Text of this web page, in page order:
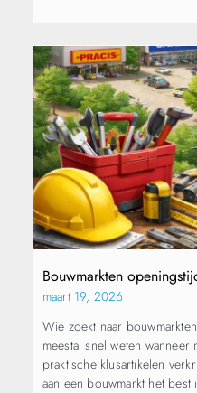
Bouwmarkten
maart 19, 2026
Wie zoekt naar
meestal snel weten
praktische klusartikelen
aan een bouwmarkt het best